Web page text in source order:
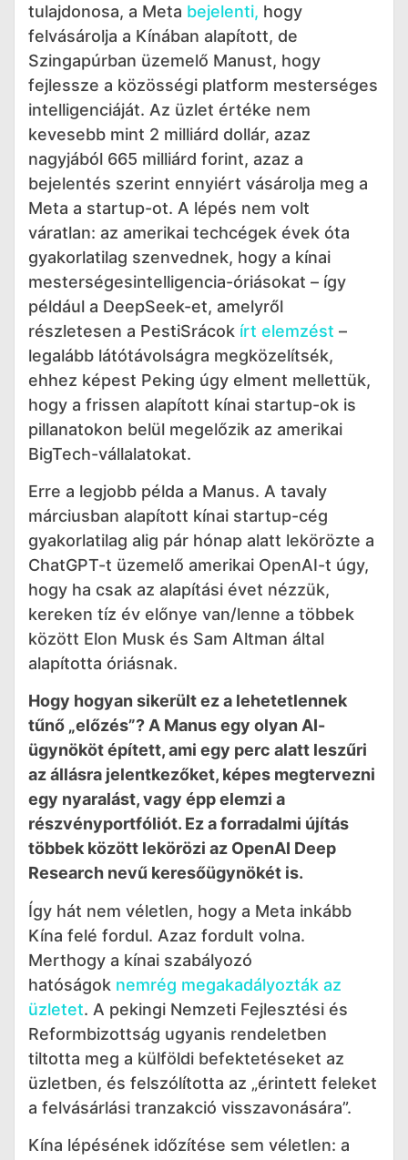
tulajdonosa, a Meta bejelenti, hogy
felvásárolja a Kínában alapított, de
Szingapúrban üzemelő Manust, hogy
fejlessze a közösségi platform mesterséges
intelligenciáját. Az üzlet értéke nem
kevesebb mint 2 milliárd dollár, azaz
nagyjából 665 milliárd forint, azaz a
bejelentés szerint ennyiért vásárolja meg a
Meta a startup-ot. A lépés nem volt
váratlan: az amerikai techcégek évek óta
gyakorlatilag szenvednek, hogy a kínai
mesterségesintelligencia-óriásokat – így
például a DeepSeek-et, amelyről
részletesen a PestiSrácok írt elemzést –
legalább látótávolságra megközelítsék,
ehhez képest Peking úgy elment mellettük,
hogy a frissen alapított kínai startup-ok is
pillanatokon belül megelőzik az amerikai
BigTech-vállalatokat.
Erre a legjobb példa a Manus. A tavaly
márciusban alapított kínai startup-cég
gyakorlatilag alig pár hónap alatt lekörözte a
ChatGPT-t üzemelő amerikai OpenAI-t úgy,
hogy ha csak az alapítási évet nézzük,
kereken tíz év előnye van/lenne a többek
között Elon Musk és Sam Altman által
alapította óriásnak.
Hogy hogyan sikerült ez a lehetetlennek
tűnő „előzés”? A Manus egy olyan AI-
ügynököt épített, ami egy perc alatt leszűri
az állásra jelentkezőket, képes megtervezni
egy nyaralást, vagy épp elemzi a
részvényportfóliót. Ez a forradalmi újítás
többek között lekörözi az OpenAI Deep
Research nevű keresőügynökét is.
Így hát nem véletlen, hogy a Meta inkább
Kína felé fordul. Azaz fordult volna.
Merthogy a kínai szabályozó
hatóságok nemrég megakadályozták az
üzletet. A pekingi Nemzeti Fejlesztési és
Reformbizottság ugyanis rendeletben
tiltotta meg a külföldi befektetéseket az
üzletben, és felszólította az „érintett feleket
a felvásárlási tranzakció visszavonására”.
Kína lépésének időzítése sem véletlen: a